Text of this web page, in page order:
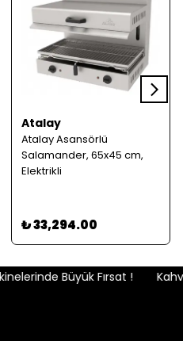
Atalay
Atalay Asansörlü
Salamander, 65x45 cm,
Elektrikli
₺ 33,294.00
Büyük Fırsat !